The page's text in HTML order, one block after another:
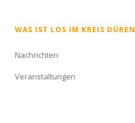
Navigation
WAS IST LOS IM KREIS DÜREN
Nachrichten
Veranstaltungen